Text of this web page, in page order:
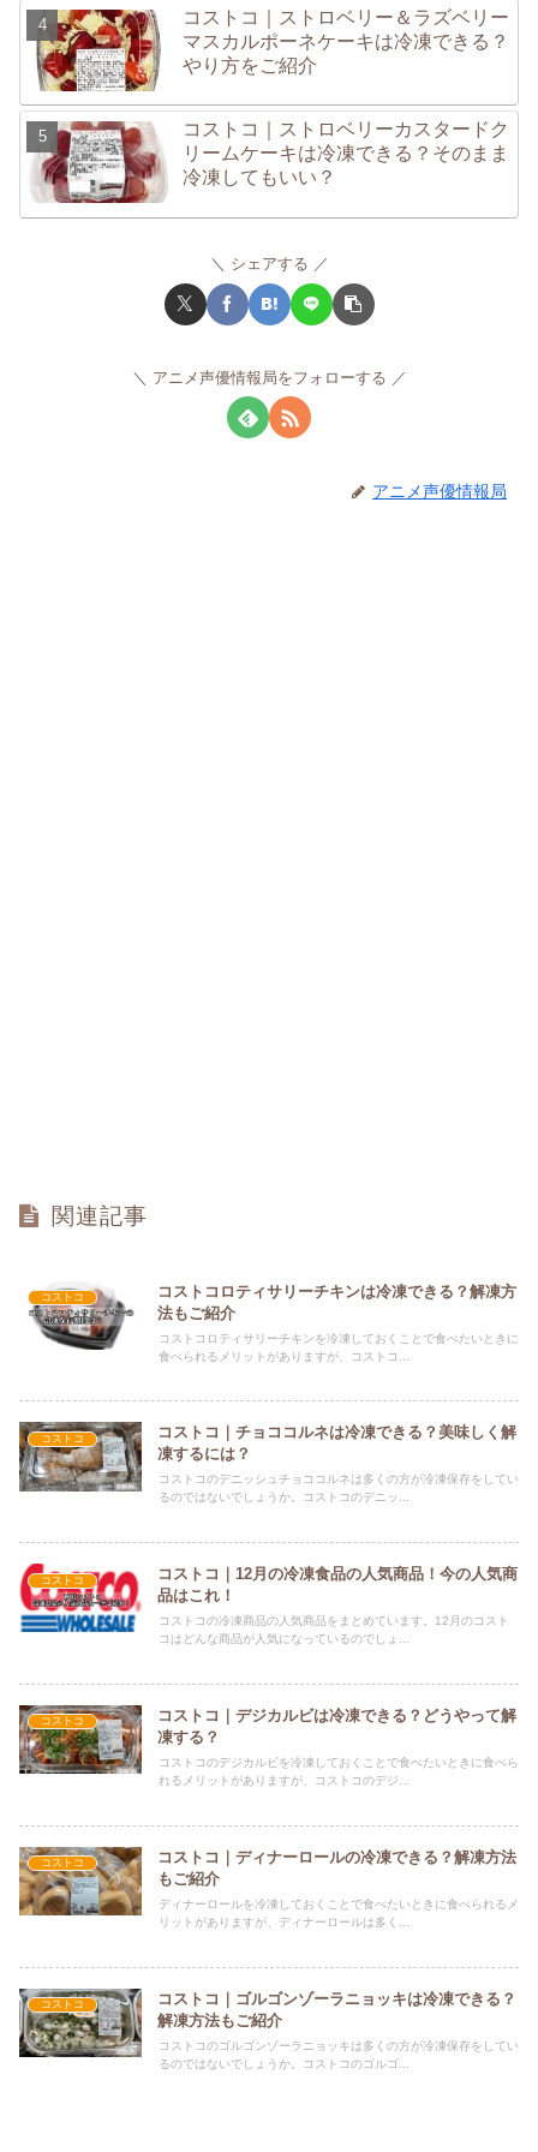
コストコ｜ストロベリー＆ラズベリー
マスカルポーネケーキは冷凍できる？
やり方をご紹介
コストコ｜ストロベリーカスタードク
リームケーキは冷凍できる？そのまま
冷凍してもいい？
シェアする
アニメ声優情報局をフォローする
アニメ声優情報局
関連記事
コストコ
コストコロティサリーチキンは冷凍できる？解凍方
法もご紹介
コストコロティサリーチキンを冷凍しておくことで食べたいときに
食べられるメリットがありますが、コストコ...
コストコ
コストコ｜チョココルネは冷凍できる？美味しく解
凍するには？
コストコのデニッシュチョココルネは多くの方が冷凍保存をしてい
るのではないでしょうか。コストコのデニッ...
コストコ
コストコ｜12月の冷凍食品の人気商品！今の人気商
品はこれ！
コストコの冷凍商品の人気商品をまとめています。12月のコスト
コはどんな商品が人気になっているのでしょ...
コストコ
コストコ｜デジカルビは冷凍できる？どうやって解
凍する？
コストコのデジカルビを冷凍しておくことで食べたいときに食べら
れるメリットがありますが、コストコのデジ...
コストコ
コストコ｜ディナーロールの冷凍できる？解凍方法
もご紹介
ディナーロールを冷凍しておくことで食べたいときに食べられるメ
リットがありますが、ディナーロールは多く...
コストコ
コストコ｜ゴルゴンゾーラニョッキは冷凍できる？
解凍方法もご紹介
コストコのゴルゴンゾーラニョッキは多くの方が冷凍保存をしてい
るのではないでしょうか。コストコのゴルゴ...